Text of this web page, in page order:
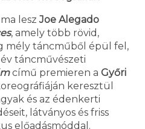
lesz Joe Alegado
, amely több rövid,
mély táncműből épül fel,
táncművészeti
című premieren a Győri
keresztül
és az édenkerti
látványos és friss
előadásmóddal.